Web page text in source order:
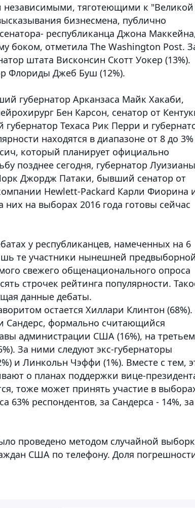
независимыми, тяготеющими к "Великой
бизнесмена, публично
республиканца Джона
боком, отметила The Washington Post.
штата Висконсин Скотт Уокер (13%).
Флориды Джеб Буш (12%).
губернатор Арканзаса Майк Хакаби,
Бен Карсон, сенатор от
Техаса Рик Перри и
находятся в диапазоне от 8 до 3%
который планирует официально
позднее сегодня, губернатор Луизианы
Джордж Патаки, бывший сенатор от
Hewlett-Packard Карли Фиорина
на выборах 2016 года готовы сейчас
у республиканцев, намеченных на 6
те участники нынешней предвыборной
свежего общенационального опроса
строчек рейтинга популярности.
данные дебаты.
остается Хиллари Клинтон (68%).
Сандерс, формально считающийся
администрации США (16%), на
За ними следуют экс-губернаторы
и Линкольн Чэффи (1%). Вместе с тем,
о планах поддержки вице-
тоже может принять участие в
63% респондентов, за Сандерса - 14%, за
проведено методом случайной
США по телефону. Доля